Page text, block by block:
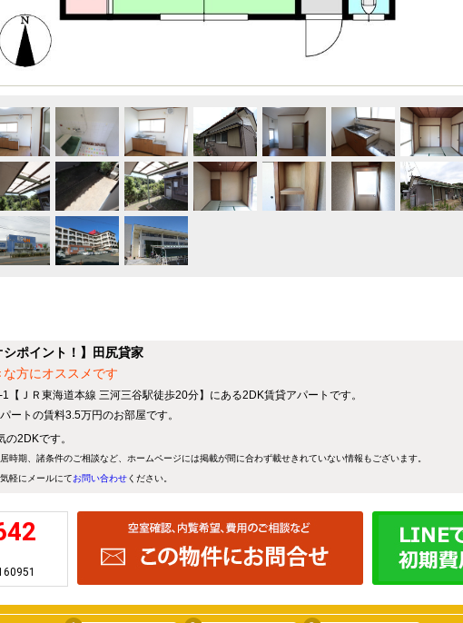
シポイント！】田尻貸家
方にオススメです
【ＪＲ東海道本線 三河三谷駅徒歩20分】にある2DK賃貸アパートです。
ートの賃料3.5万円のお部屋です。
の2DKです。
時期、諸条件のご相談など、ホームページには掲載が間に合わず載せきれていない情報もございます。
軽にメールにてお問い合わせください。